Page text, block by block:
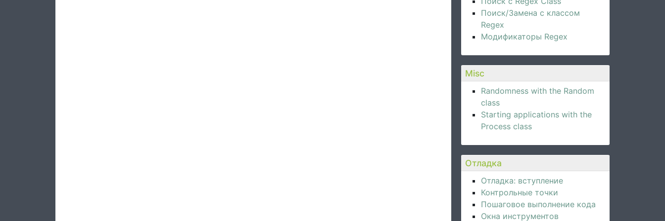
Поиск/Замена с классом
Regex
Модификаторы Regex
Misc
Randomness with the Random
class
Starting applications with the
Process class
Отладка
Отладка: вступление
Контрольные точки
Пошаговое выполнение кода
Окна инструментов